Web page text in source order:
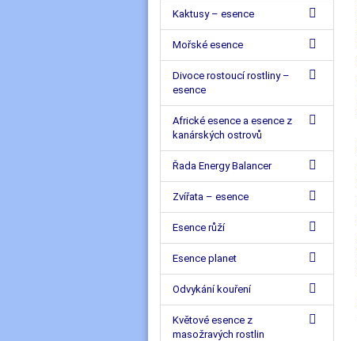
Kaktusy – esence
Mořské esence
Divoce rostoucí rostliny –
esence
Africké esence a esence z
kanárských ostrovů
Řada Energy Balancer
Zvířata – esence
Esence růží
Esence planet
Odvykání kouření
Květové esence z
masožravých rostlin